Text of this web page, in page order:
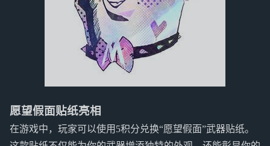
愿望假面贴纸亮相
在游戏中，玩家可以使用5积分兑换“愿望假面”武器贴纸。